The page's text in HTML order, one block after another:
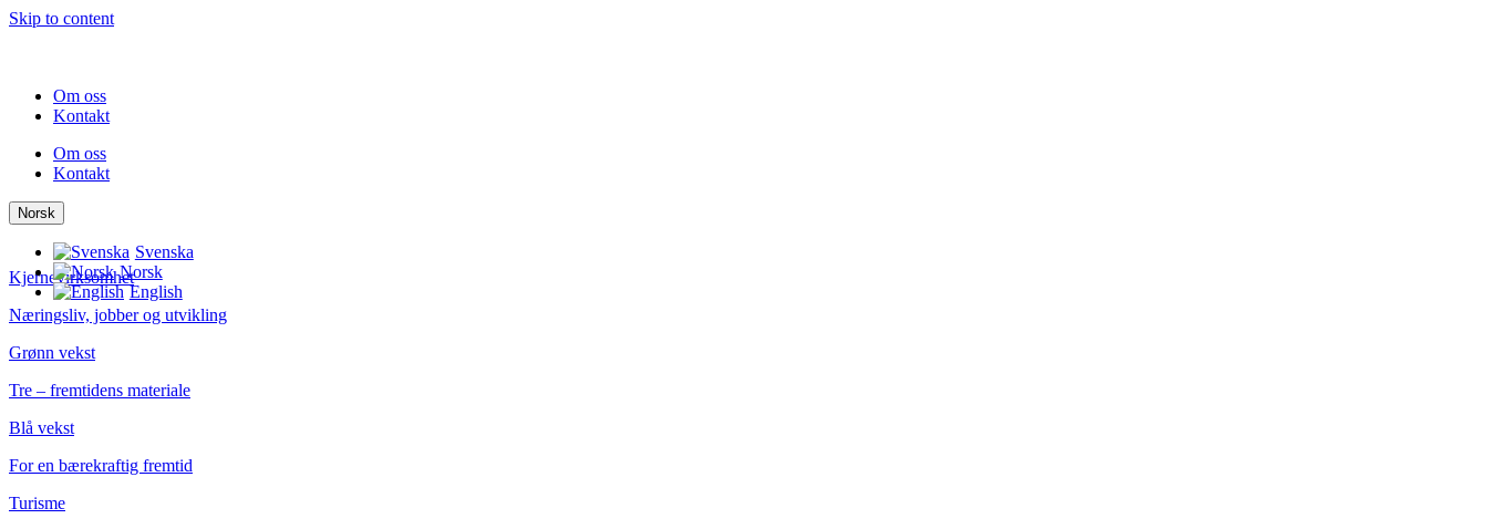
Skip to content
Om oss
Kontakt
Om oss
Kontakt
Norsk
Svenska
Norsk
English
Kjernevirksomhet
Næringsliv, jobber og utvikling
Grønn vekst
Tre – fremtidens materiale
Blå vekst
For en bærekraftig fremtid
Turisme